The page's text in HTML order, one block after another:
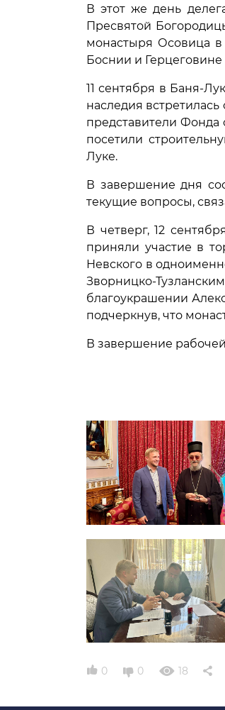
В этот же день
Пресвятой
монастыря Осовица
Боснии и
11 сентября в Баня-
наследия
представители Фонда
посетили
Луке.
В завершение дня
текущие вопросы,
В четверг, 12
приняли участие в
Невского в
Зворницко-
благоукрашении
подчеркнув, что
В завершение
0 0 18